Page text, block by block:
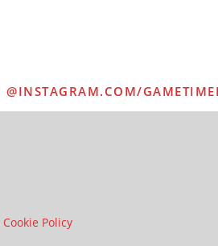
@INSTAGRAM.COM/
Cookie Policy